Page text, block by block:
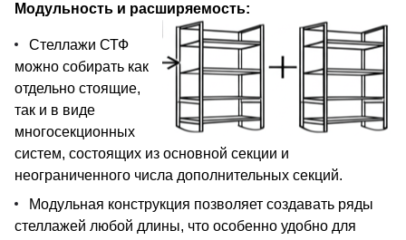
Модульность и расширяемость:
Стеллажи СТФ
можно собирать как
отдельно стоящие,
так и в виде
многосекционных
систем, состоящих из основной секции и
неограниченного числа дополнительных секций.
Модульная конструкция позволяет создавать ряды
стеллажей любой длины, что особенно удобно для